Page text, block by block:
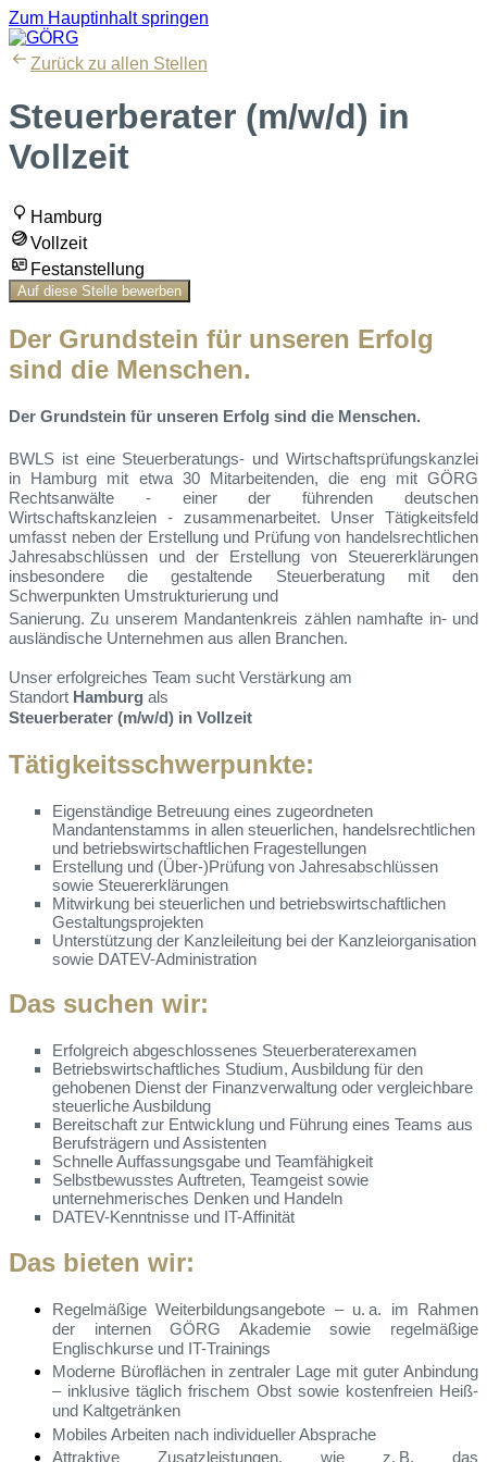
Zum Hauptinhalt springen
Zurück zu allen Stellen
Steuerberater (m/w/d) in
Vollzeit
Hamburg
Vollzeit
Festanstellung
Auf diese Stelle bewerben
Der Grundstein für unseren Erfolg
sind die Menschen.
Der Grundstein für unseren Erfolg sind die Menschen.
BWLS ist eine Steuerberatungs- und Wirtschaftsprüfungskanzlei
in Hamburg mit etwa 30 Mitarbeitenden, die eng mit GÖRG
Rechtsanwälte - einer der führenden deutschen
Wirtschaftskanzleien - zusammenarbeitet. Unser Tätigkeitsfeld
umfasst neben der Erstellung und Prüfung von handelsrechtlichen
Jahresabschlüssen und der Erstellung von Steuererklärungen
insbesondere die gestaltende Steuerberatung mit den
Schwerpunkten Umstrukturierung und
Sanierung. Zu unserem Mandantenkreis zählen namhafte in- und
ausländische Unternehmen aus allen Branchen.
Unser erfolgreiches Team sucht Verstärkung am
Standort Hamburg als
Steuerberater (m/w/d) in Vollzeit
Tätigkeitsschwerpunkte:
Eigenständige Betreuung eines zugeordneten
Mandantenstamms in allen steuerlichen, handelsrechtlichen
und betriebswirtschaftlichen Fragestellungen
Erstellung und (Über-)Prüfung von Jahresabschlüssen
sowie Steuererklärungen
Mitwirkung bei steuerlichen und betriebswirtschaftlichen
Gestaltungsprojekten
Unterstützung der Kanzleileitung bei der Kanzleiorganisation
sowie DATEV-Administration
Das suchen wir:
Erfolgreich abgeschlossenes Steuerberaterexamen
Betriebswirtschaftliches Studium, Ausbildung für den
gehobenen Dienst der Finanzverwaltung oder vergleichbare
steuerliche Ausbildung
Bereitschaft zur Entwicklung und Führung eines Teams aus
Berufsträgern und Assistenten
Schnelle Auffassungsgabe und Teamfähigkeit
Selbstbewusstes Auftreten, Teamgeist sowie
unternehmerisches Denken und Handeln
DATEV-Kenntnisse und IT-Affinität
Das bieten wir:
Regelmäßige Weiterbildungsangebote – u. a. im Rahmen
der internen GÖRG Akademie sowie regelmäßige
Englischkurse und IT-Trainings
Moderne Büroflächen in zentraler Lage mit guter Anbindung
– inklusive täglich frischem Obst sowie kostenfreien Heiß-
und Kaltgetränken
Mobiles Arbeiten nach individueller Absprache
Attraktive Zusatzleistungen, wie z. B. das